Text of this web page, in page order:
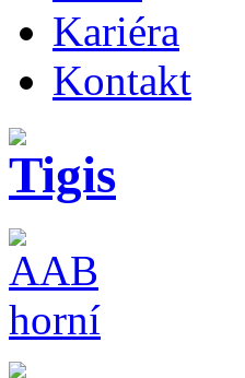
Kariéra
Kontakt